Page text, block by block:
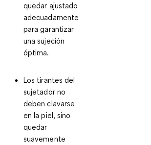
quedar ajustado
adecuadamente
para garantizar
una sujeción
óptima.
Los tirantes del
sujetador no
deben clavarse
en la piel, sino
quedar
suavemente